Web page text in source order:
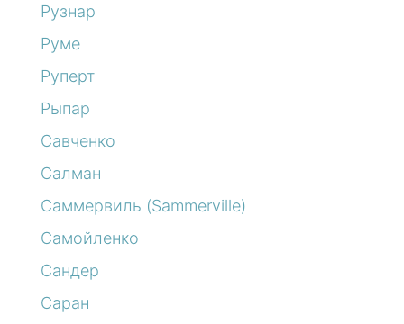
Рузнар
Руме
Руперт
Рыпар
Савченко
Салман
Саммервиль (Sammerville)
Самойленко
Сандер
Саран